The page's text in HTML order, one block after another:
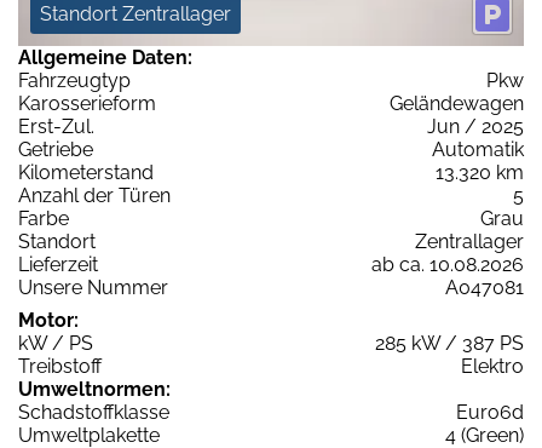
Standort Zentrallager
Allgemeine Daten:
Fahrzeugtyp
Pkw
Karosserieform
Geländewagen
Erst-Zul.
Jun / 2025
Getriebe
Automatik
Kilometerstand
13.320 km
Anzahl der Türen
5
Farbe
Grau
Standort
Zentrallager
Lieferzeit
ab ca. 10.08.2026
Unsere Nummer
A047081
Motor:
kW / PS
285 kW / 387 PS
Treibstoff
Elektro
Umweltnormen:
Schadstoffklasse
Euro6d
Umweltplakette
4 (Green)